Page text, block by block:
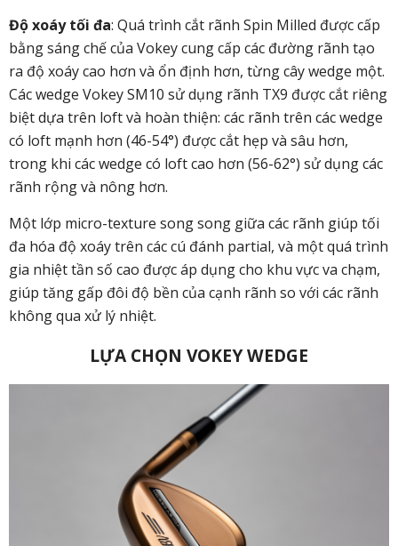
Độ xoáy tối đa: Quá trình cắt rãnh Spin Milled được cấp
bằng sáng chế của Vokey cung cấp các đường rãnh tạo
ra độ xoáy cao hơn và ổn định hơn, từng cây wedge một.
Các wedge Vokey SM10 sử dụng rãnh TX9 được cắt riêng
biệt dựa trên loft và hoàn thiện: các rãnh trên các wedge
có loft mạnh hơn (46-54°) được cắt hẹp và sâu hơn,
trong khi các wedge có loft cao hơn (56-62°) sử dụng các
rãnh rộng và nông hơn.
Một lớp micro-texture song song giữa các rãnh giúp tối
đa hóa độ xoáy trên các cú đánh partial, và một quá trình
gia nhiệt tần số cao được áp dụng cho khu vực va chạm,
giúp tăng gấp đôi độ bền của cạnh rãnh so với các rãnh
không qua xử lý nhiệt.
LỰA CHỌN VOKEY WEDGE